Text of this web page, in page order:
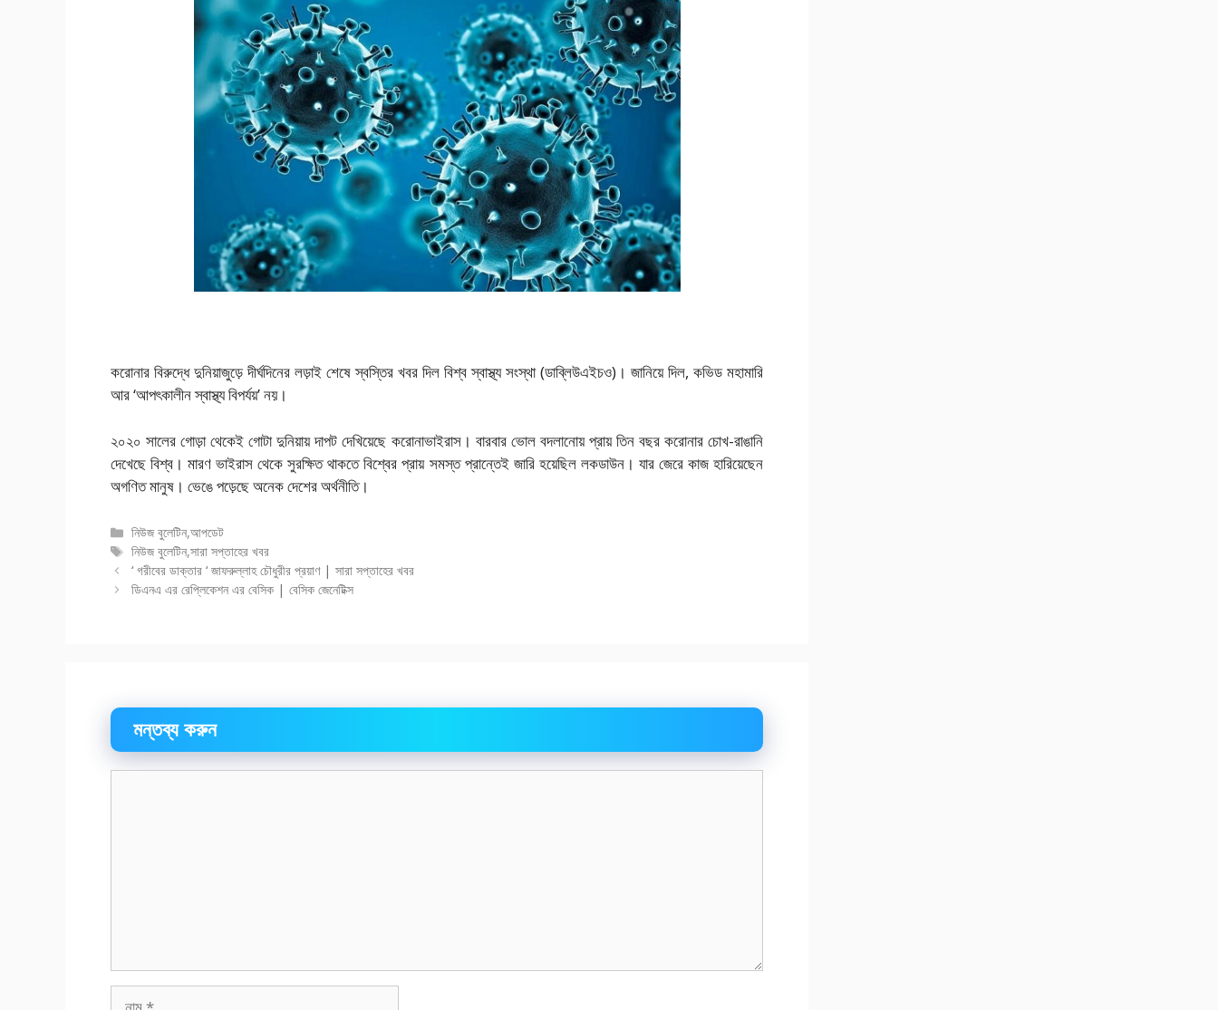
করোনার বিরুদ্ধে দুনিয়াজুড়ে দীর্ঘদিনের লড়াই শেষে স্বস্তির খবর দিল বিশ্ব স্বাস্থ্য সংস্থা (ডাব্লিউএইচও)। জানিয়ে দিল, কভিড মহামারি
আর ‘আপৎকালীন স্বাস্থ্য বিপর্যয়’ নয়।
২০২০ সালের গোড়া থেকেই গোটা দুনিয়ায় দাপট দেখিয়েছে করোনাভাইরাস। বারবার ভোল বদলানোয় প্রায় তিন বছর করোনার চোখ-রাঙানি
দেখেছে বিশ্ব। মারণ ভাইরাস থেকে সুরক্ষিত থাকতে বিশ্বের প্রায় সমস্ত প্রান্তেই জারি হয়েছিল লকডাউন। যার জেরে কাজ হারিয়েছেন
অগণিত মানুষ। ভেঙে পড়েছে অনেক দেশের অর্থনীতি।
বিভাগ
সমূহ
নিউজ বুলেটিন,আপডেট
ট্যাগ
সমূহ
নিউজ বুলেটিন,সারা সপ্তাহের খবর
‘ গরীবের ডাক্তার ‘ জাফরুল্লাহ চৌধুরীর প্রয়াণ | সারা সপ্তাহের খবর
ডিএনএ এর রেপ্লিকেশন এর বেসিক | বেসিক জেনেটিক্স
মন্তব্য করুন